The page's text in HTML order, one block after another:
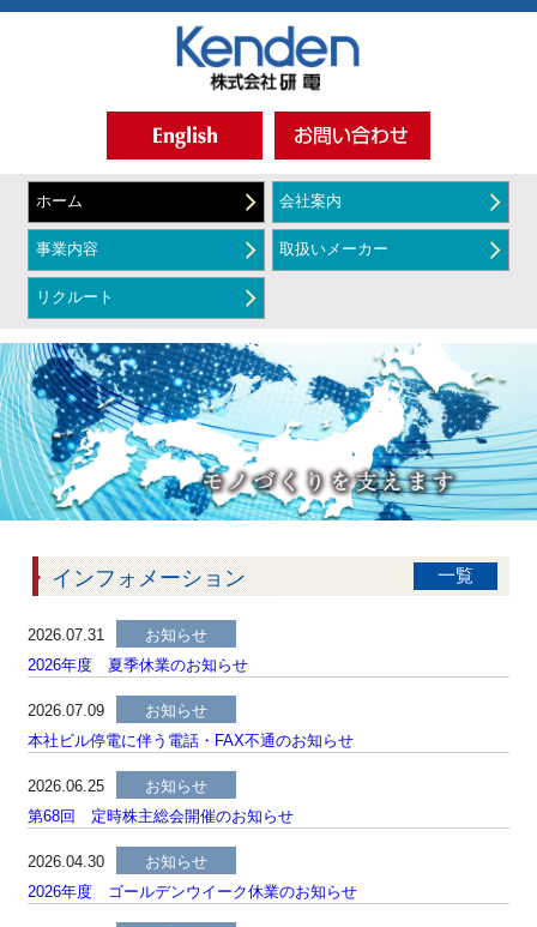
ホーム 会社案内
事業内容 取扱いメーカー
リクルート
インフォメーション 一覧
2026.07.31
お知らせ
2026年度 夏季休業のお知らせ
2026.07.09
お知らせ
本社ビル停電に伴う電話・FAX不通のお知らせ
2026.06.25
お知らせ
第68回 定時株主総会開催のお知らせ
2026.04.30
お知らせ
2026年度 ゴールデンウイーク休業のお知らせ